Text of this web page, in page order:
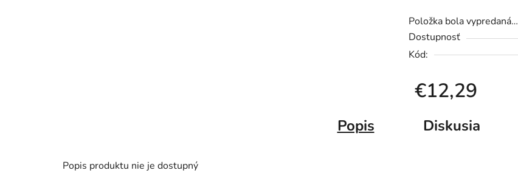
Položka bola vypredaná…
Dostupnosť
Kód:
€12,29
Popis Diskusia
Popis produktu nie je dostupný